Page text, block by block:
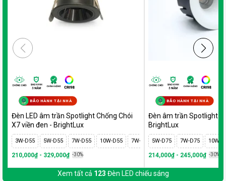
BẢO HÀNH TẠI NHÀ
Đèn LED âm trần Spotlight Chống Chói
X7 viền đen - BrightLux
3W-D55 5W-D55 7W-D55 10W-D55 7W-D75 10W-D75 12W-D75
210,000₫ - 329,000₫ -30%
BẢO HÀNH TẠI NHÀ
Đèn âm trần Spotlight
BrightLux
5W-D75 7W-D75 10W-
214,000₫ - 245,000₫ -30%
Xem tất cả 123 Đèn LED chiếu sáng